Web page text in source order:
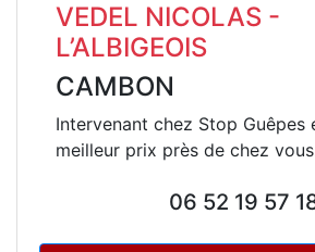
VEDEL NICOLAS -
L’ALBIGEOIS
CAMBON
Intervenant chez Stop Guêpes
meilleur prix près de chez
06 52 19 57